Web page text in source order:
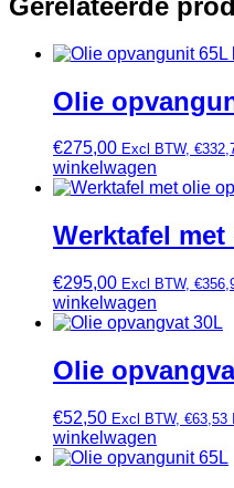
Olie
€275,00 Excl BTW, €
winkelwagen
Werktafel
€295,00 Excl BTW, €
winkelwagen
Olie
€52,50 Excl BTW, €63,53
winkelwagen